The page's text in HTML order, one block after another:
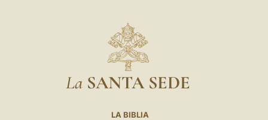
La SANTA SEDE
LA BIBLIA